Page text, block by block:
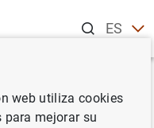
ESEN
web utiliza cookies
para mejorar su